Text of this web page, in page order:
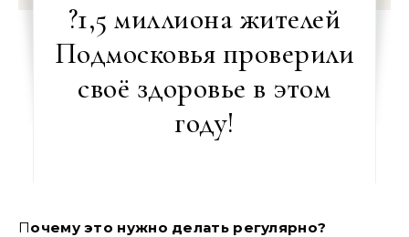
?1,5 миллиона жителей
Подмосковья проверили
своё здоровье в этом
году!
Почему это нужно делать регулярно?